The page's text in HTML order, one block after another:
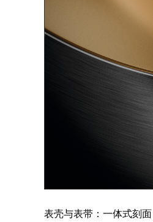
表壳与表带：一体式刻